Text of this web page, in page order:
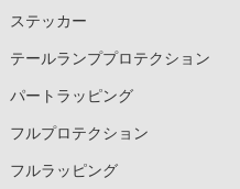
ステッカー
テールランププロテクション
パートラッピング
フルプロテクション
フルラッピング